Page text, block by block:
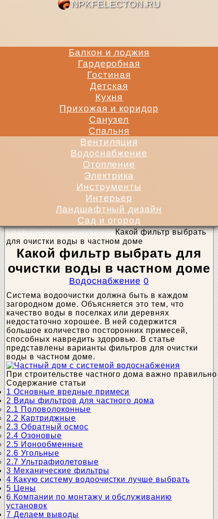
Балкон и лоджия
Гардеробная
Гостиная
Детская
Кухня
Прихожая и коридор
Санузел
Спальня
Вентиляция
Водоснабжение
Отопление
Электрика
Инструменты
Интерьер
Ландшафтный дизайн
Сад и огород
ГлавнаяВодоснабжениеКакой фильтр выбрать
для очистки воды в частном доме
Какой фильтр выбрать для
очистки воды в частном доме
Водоснабжение 0
Система водоочистки должна быть в каждом
загородном доме. Объясняется это тем, что
качество воды в поселках или деревнях
недостаточно хорошее. В ней содержится
большое количество посторонних примесей,
способных навредить здоровью. В статье
представлены варианты фильтров для очистки
воды в частном доме.
При строительстве частного дома важно
Содержание статьи
1 Основные вредные примеси
2 Виды фильтров для частного дома
2.1 Половолоконные
2.2 Картриджные
2.3 Обратный осмос
2.4 Озоновые
2.5 Ионообменные
2.6 Угольные
2.7 Ультрафиолетовые
3 Механические фильтры
4 Какую систему водоочистки лучше выбрать
5 Цены
6 Компании по монтажу и обслуживанию
установок
7 Делаем выводы